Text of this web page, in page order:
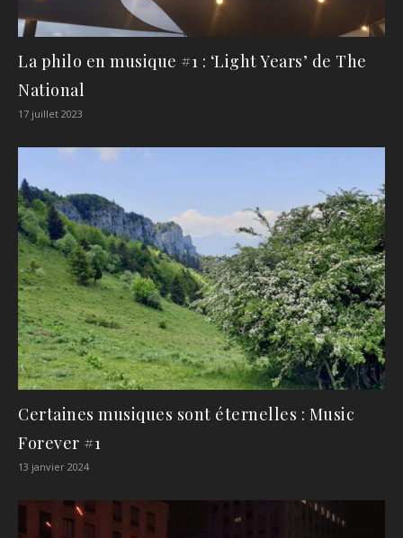
La philo en musique #1 : ‘Light Years’ de The
National
17 juillet 2023
Certaines musiques sont éternelles : Music
Forever #1
13 janvier 2024